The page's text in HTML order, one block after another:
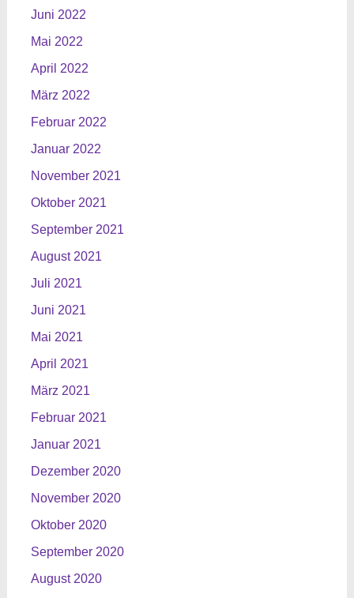
Juni 2022
Mai 2022
April 2022
März 2022
Februar 2022
Januar 2022
November 2021
Oktober 2021
September 2021
August 2021
Juli 2021
Juni 2021
Mai 2021
April 2021
März 2021
Februar 2021
Januar 2021
Dezember 2020
November 2020
Oktober 2020
September 2020
August 2020